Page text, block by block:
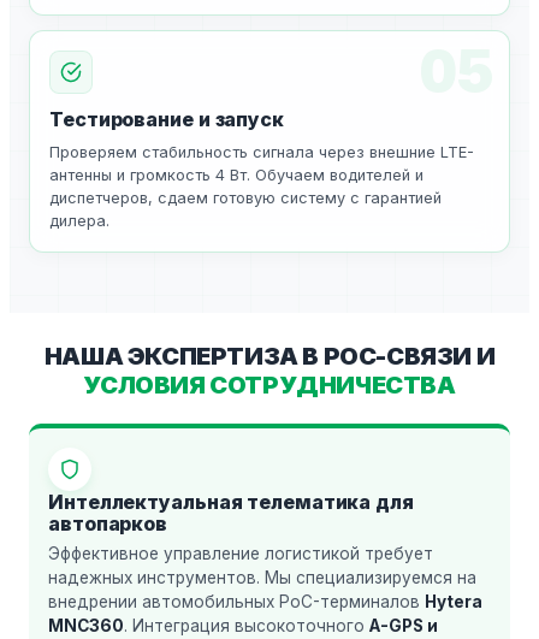
Тестирование и запуск
Проверяем стабильность сигнала через внешние LTE-
антенны и громкость 4 Вт. Обучаем водителей и
диспетчеров, сдаем готовую систему с гарантией
дилера.
НАША ЭКСПЕРТИЗА В POC-СВЯЗИ И
УСЛОВИЯ СОТРУДНИЧЕСТВА
Интеллектуальная телематика для
автопарков
Эффективное управление логистикой требует
надежных инструментов. Мы специализируемся на
внедрении автомобильных PoC-терминалов Hytera
MNC360. Интеграция высокоточного A-GPS и